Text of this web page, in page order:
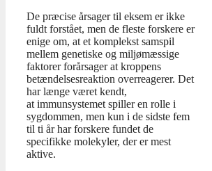
De præcise årsager til eksem er ikke
fuldt forstået, men de fleste forskere er
enige om, at et komplekst samspil
mellem genetiske og miljømæssige
faktorer forårsager at kroppens
betændelsesreaktion overreagerer. Det
har længe været kendt,
at immunsystemet spiller en rolle i
sygdommen, men kun i de sidste fem
til ti år har forskere fundet de
specifikke molekyler, der er mest
aktive.